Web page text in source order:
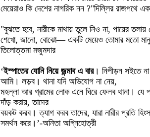
মেয়েরাও কি দেশের নাগরিক নন ?"দিল্লির রাজপথে
"বুঝতে হবে, নারীকে মাথায় তুলে নিও না, পায়ের তলায়
শেখো, জানো, বোঝো— একটি মেয়েও তোমার মতো
তিলোত্তমা মজুমদার
‘ইস্পাতের যোনি নিয়ে জন্মাব এ বার। নিপীড়ন সইতে না
আমি। লড়ব। থানা যদি অভিযোগ না নেয়,
মহল্লা আর গ্রামের লোক এনে ঘিরে ফেলব থানা। যে
দাঁড় করায়, তাদের
বয়কট করব। ত্যাগ করব তাদের, যারা নারীর প্রতি
সমর্থন করে।’-অনিতা অগ্নিহোত্রী